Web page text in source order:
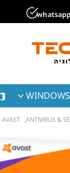
WINDOWS
ANTIVIRUS &
,
AVAST